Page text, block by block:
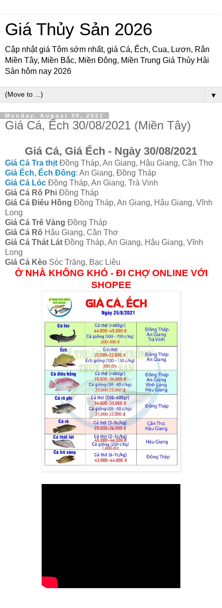
Giá Thủy Sản 2026
Cập nhật giá Tôm sớm nhất, giá Cá, Ếch, Cua, Lươn, Rắn
Miền Tây, Miền Bắc, Miền Đông, Miền Trung Giá Thủy Hải
Sản hôm nay 2026
▼
Monday, August 30, 2021
Giá Cá, Ếch 30/08/2021 (Miền Tây)
Giá Cá, Giá Ếch - Ngày 30/08/2021
Giá Cá Tra thịt Đồng Tháp, An Giang, Hậu Giang, Cần Thơ
Giá Ếch, Ếch Đồng: An Giang, Đồng Tháp
Giá Cá Lóc Đồng Tháp, An Giang, Trà Vinh
Giá Cá Rô Phi Đồng Tháp
Giá Cá Điêu Hồng Đồng Tháp, An Giang, Hậu Giang, Vĩnh
Long
Giá Cá Trê Vàng Đồng Tháp
Giá Cá Rô Hậu Giang, Cần Thơ
Giá Cá Thát Lát Đồng Tháp, An Giang, Hậu Giang, Vĩnh
Long
Giá Cá Kèo Sóc Trăng, Bạc Liêu
Ở NHÀ KHÔNG KHÓ - ĐI CHỢ ONLINE VỚI
SHOPEE